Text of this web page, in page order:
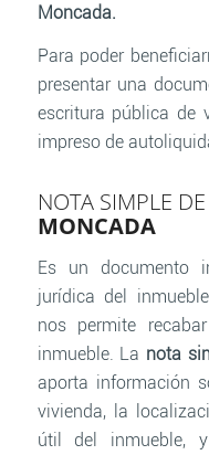
Moncada.
Para poder
presentar una
escritura pública de
impreso de
NOTA SIMPLE
MONCADA
Es un documento
jurídica del
nos permite
inmueble. La nota
aporta información
vivienda, la
útil del inmueble,